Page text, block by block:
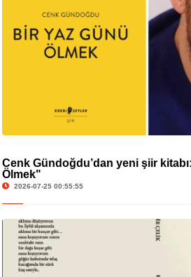
Cenk Gündoğdu’dan yeni şiir
Ölmek"
2026-07-25 00:55:55